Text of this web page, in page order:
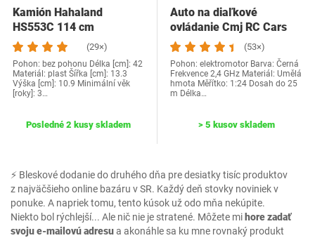
⚡ Bleskové dodanie do druhého dňa pre desiatky tisíc produktov
z najväčšieho online bazáru v SR. Každý deň stovky noviniek v
ponuke. A napriek tomu, tento kúsok už odo mňa nekúpite.
Niekto bol rýchlejší... Ale nič nie je stratené. Môžete mihore zadať
svoju e-mailovú adresua akonáhle sa ku mne rovnaký produkt
Kamión Hahaland
HS553C 114 cm
(29×)
Pohon: bez pohonu Délka [cm]: 42
Materiál: plast Šířka [cm]: 13.3
Výška [cm]: 10.9 Minimální věk
[roky]: 3…
Posledné 2 kusy skladem
Auto na diaľkové
ovládanie Cmj RC Cars
čierne
(53×)
Pohon: elektromotor Barva: Černá
Frekvence 2,4 GHz Materiál: Umělá
hmota Měřítko: 1:24 Dosah do 25
m Délka…
> 5 kusov skladem